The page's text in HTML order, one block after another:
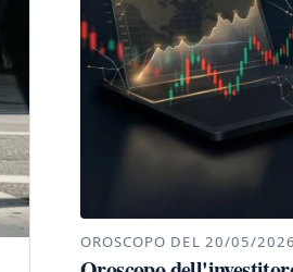
OROSCOPO DEL 20/05/2026